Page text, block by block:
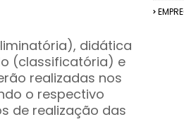
didática
(classificatória) e
realizadas nos
o respectivo
de realização das